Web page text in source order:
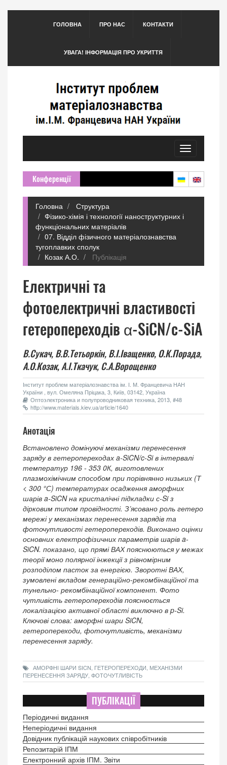
ГОЛОВНА ПРО НАС КОНТАКТИ
УВАГА! ІНФОРМАЦІЯ ПРО УКРИТТЯ
Toggle
navigation
Конференції
Головна
Структура
Фізико-хімія і технології наноструктурних і
функціональних матеріалів
07. Відділ фізичного матеріалознавства
тугоплавких сполук
Козак А.О.
Публікація
Електричні та
фотоелектричні властивості
гетеропереходів α-SiCN/c-SiА
В.Сукач, В.В.Тетьоркін, В.І.Іващенко, О.К.Порада,
А.О.Козак, A.I.Ткачук, С.А.Ворощенко
Інститут проблем матеріалознавства ім. І. М. Францевича НАН
України , вул. Омеляна Пріцака, 3, Київ, 03142, Україна
Оптоэлектроника и полупроводниковая техника, 2013, #48
http://www.materials.kiev.ua/article/1640
Анотація
Встановлено домінуючі механізми перенесення
заряду в гетеропереходах a-SiCN/c-Si в інтервалі
температур 196 - 353 0К, виготовлених
плазмохімічним способом при порівнянно низьких (Т
< 300 °С) температурах осадження аморфних
шарів a-SiCN на кристалічні підкладки с-Si з
дірковим типом провідності. З’ясовано роль гетеро
мережі у механізмах перенесення зарядів та
фоточутливості гетеропереходів. Виконано оцінки
основних електрофізичних параметрів шарів a-
SiCN. показано, що прямі ВАХ пояснюються у межах
теорії моно полярної інжекції з рівномірним
розподілом пасток за енергією. Зворотні ВАХ,
зумовлені вкладом генераційно-рекомбінаційної та
тунельно- рекомбінаційної компонент. Фото
чутливість гетеропереходів пояснюється
локалізацією активної області виключно в p-Si.
Ключові слова: аморфні шари SiCN,
гетеропереходи, фоточутливість, механізми
перенесення заряду.
АМОРФНІ ШАРИ SICN, ГЕТЕРОПЕРЕХОДИ, МЕХАНІЗМИ
ПЕРЕНЕСЕННЯ ЗАРЯДУ, ФОТОЧУТЛИВІСТЬ
ПУБЛІКАЦІЇ
Періодичні видання
Неперіодичні видання
Довідник публікацій наукових співробітників
Репозитарій ІПМ
Електронний архів ІПМ. Звіти